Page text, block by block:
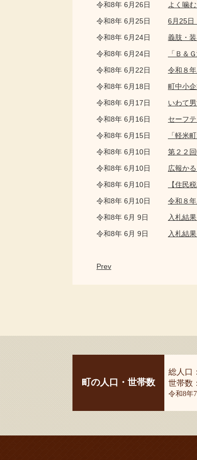
令和8年 6月26日
よく噛
令和8年 6月25日
6月25日
令和8年 6月24日
義肢・
令和8年 6月24日
「Ｂ＆
令和8年 6月22日
令和８
令和8年 6月18日
町中小
令和8年 6月17日
いわて
令和8年 6月16日
セーフ
令和8年 6月15日
「軽米
令和8年 6月10日
第２２
令和8年 6月10日
広報か
令和8年 6月10日
【住民
令和8年 6月10日
令和８
令和8年 6月 9日
入札結
令和8年 6月 9日
入札結
Prev
町の人口・世帯数
総人口
世帯数
令和8年